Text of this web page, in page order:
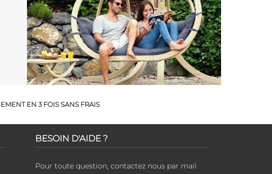
EN 3 FOIS SANS FRAIS
BESOIN D'AIDE ?
Pour toute question, contactez nous par mail